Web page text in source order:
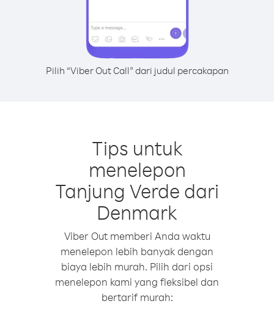
Pilih “Viber Out Call” dari judul percakapan
Tips untuk
menelepon
Tanjung Verde dari
Denmark
Viber Out memberi Anda waktu
menelepon lebih banyak dengan
biaya lebih murah. Pilih dari opsi
menelepon kami yang fleksibel dan
bertarif murah: